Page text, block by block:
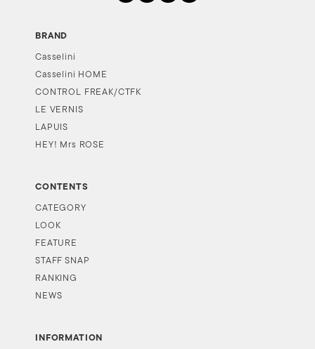
BRAND
Casselini
Casselini HOME
CONTROL FREAK/CTFK
LE VERNIS
LAPUIS
HEY! Mrs ROSE
CONTENTS
CATEGORY
LOOK
FEATURE
STAFF SNAP
RANKING
NEWS
INFORMATION